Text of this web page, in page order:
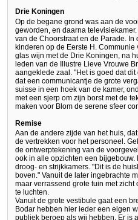
Drie Koningen
Op de begane grond was aan de
geworden, en daarna
van de Choorstraat en de Parade.
kinderen op de Eerste H.
glas wijn met de Drie Koningen, na
leden van de Illustre Lieve Vrouwe
aangeklede zaal. "Het is goed dat
dat een communicantje de grote
suisse in een hoek van de kamer,
met een sjerp om zijn borst met de
maken voor Blom de serene sfeer
Remise
Aan de andere zijde van het huis,
de vertrekken voor het personeel.
de ontwerptekening van de
ook in alle opzichten een
droog- en strijkkamers. "Dit is de
boven." Vanuit de later ingebrachte
maar verrassend grote tuin met
te luchten.
Vanuit de grote vestibule gaat een
Bodar hebben hier ieder een eigen
publiek beroep als wij hebben. Er is